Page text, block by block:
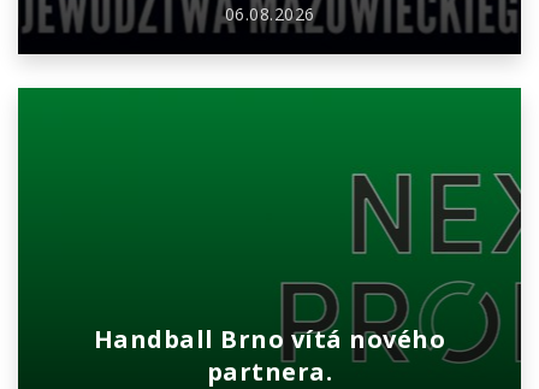
06.08.2026
Handball Brno vítá nového
partnera.